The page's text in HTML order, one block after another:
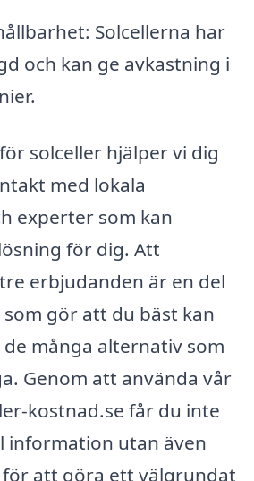
Solcellerna har
och kan ge avkastning i
solceller hjälper vi dig
med lokala
experter som kan
för dig. Att
erbjudanden är en del
som gör att du bäst kan
många alternativ som
Genom att använda vår
kostnad.se får du inte
information utan även
att göra ett välgrundat